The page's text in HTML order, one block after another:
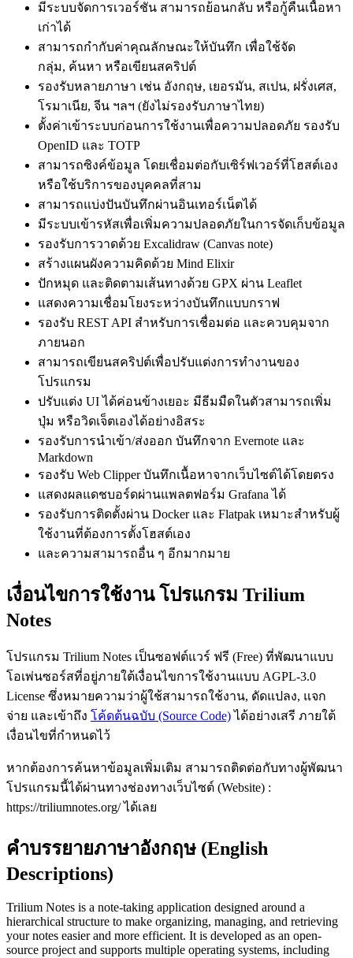
มีระบบจัดการเวอร์ชัน สามารถย้อนกลับ หรือกู้คืนเนื้อหา
เก่าได้
สามารถกำกับค่าคุณลักษณะให้บันทึก เพื่อใช้จัด
กลุ่ม, ค้นหา หรือเขียนสคริปต์
รองรับหลายภาษา เช่น อังกฤษ, เยอรมัน, สเปน, ฝรั่งเศส,
โรมาเนีย, จีน ฯลฯ (ยังไม่รองรับภาษาไทย)
ตั้งค่าเข้าระบบก่อนการใช้งานเพื่อความปลอดภัย รองรับ
OpenID และ TOTP
สามารถซิงค์ข้อมูล โดยเชื่อมต่อกับเซิร์ฟเวอร์ที่โฮสต์เอง
หรือใช้บริการของบุคคลที่สาม
สามารถแบ่งปันบันทึกผ่านอินเทอร์เน็ตได้
มีระบบเข้ารหัสเพื่อเพิ่มความปลอดภัยในการจัดเก็บข้อมูล
รองรับการวาดด้วย Excalidraw (Canvas note)
สร้างแผนผังความคิดด้วย Mind Elixir
ปักหมุด และติดตามเส้นทางด้วย GPX ผ่าน Leaflet
แสดงความเชื่อมโยงระหว่างบันทึกแบบกราฟ
รองรับ REST API สำหรับการเชื่อมต่อ และควบคุมจาก
ภายนอก
สามารถเขียนสคริปต์เพื่อปรับแต่งการทำงานของ
โปรแกรม
ปรับแต่ง UI ได้ค่อนข้างเยอะ มีธีมมืดในตัวสามารถเพิ่ม
ปุ่ม หรือวิดเจ็ตเองได้อย่างอิสระ
รองรับการนำเข้า/ส่งออก บันทึกจาก Evernote และ
Markdown
รองรับ Web Clipper บันทึกเนื้อหาจากเว็บไซต์ได้โดยตรง
แสดงผลแดชบอร์ดผ่านแพลตฟอร์ม Grafana ได้
รองรับการติดตั้งผ่าน Docker และ Flatpak เหมาะสำหรับผู้
ใช้งานที่ต้องการตั้งโฮสต์เอง
และความสามารถอื่น ๆ อีกมากมาย
เงื่อนไขการใช้งาน โปรแกรม Trilium
Notes
โปรแกรม Trilium Notes เป็นซอฟต์แวร์ ฟรี (Free) ที่พัฒนาแบบ
โอเพ่นซอร์สที่อยู่ภายใต้เงื่อนไขการใช้งานแบบ AGPL-3.0
License ซึ่งหมายความว่าผู้ใช้สามารถใช้งาน, ดัดแปลง, แจก
จ่าย และเข้าถึง โค้ดต้นฉบับ (Source Code)ได้อย่างเสรี ภายใต้
เงื่อนไขที่กำหนดไว้
หากต้องการค้นหาข้อมูลเพิ่มเติม สามารถติดต่อกับทางผู้พัฒนา
โปรแกรมนี้ได้ผ่านทางช่องทางเว็บไซต์ (Website) :
https://triliumnotes.org/ ได้เลย
คำบรรยายภาษาอังกฤษ (English
Descriptions)
Trilium Notes is a note-taking application designed around a
hierarchical structure to make organizing, managing, and retrieving
your notes easier and more efficient. It is developed as an open-
source project and supports multiple operating systems, including